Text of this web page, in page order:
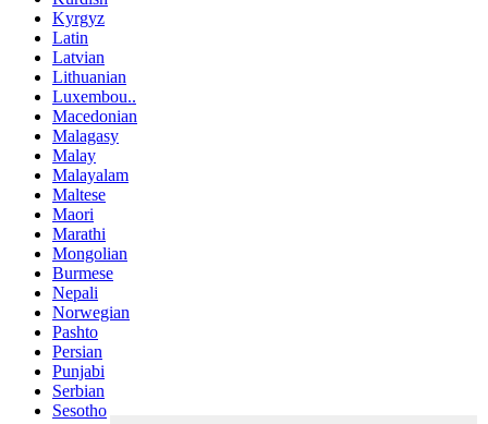
Kyrgyz
Latin
Latvian
Lithuanian
Luxembou..
Macedonian
Malagasy
Malay
Malayalam
Maltese
Maori
Marathi
Mongolian
Burmese
Nepali
Norwegian
Pashto
Persian
Punjabi
Serbian
Sesotho